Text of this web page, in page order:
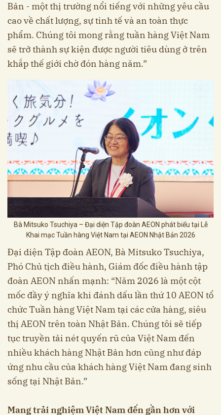
Bản - một thị trường nổi tiếng với những yêu cầu
cao về chất lượng, sự tinh tế và an toàn thực
phẩm. Chúng tôi mong rằng tuần hàng Việt Nam
sẽ trở thành sự kiện được người tiêu dùng ở trên
khắp thế giới chờ đón hàng năm.”
Bà Mitsuko Tsuchiya – Đại diện Tập đoàn AEON phát biểu tại Lễ
Khai mạc Tuần hàng Việt Nam tại AEON Nhật Bản 2026
Đại diện Tập đoàn AEON, Bà Mitsuko Tsuchiya,
Phó Chủ tịch điều hành, Giám đốc điều hành tập
đoàn AEON nhấn mạnh: “Năm 2026 là một cột
mốc đầy ý nghĩa khi đánh dấu lần thứ 10 AEON tổ
chức Tuần hàng Việt Nam tại các cửa hàng, siêu
thị AEON trên toàn Nhật Bản. Chúng tôi sẽ tiếp
tục truyền tải nét quyến rũ của Việt Nam đến
nhiều khách hàng Nhật Bản hơn cũng như đáp
ứng nhu cầu của khách hàng Việt Nam đang sinh
sống tại Nhật Bản.”
Mang trải nghiệm Việt Nam đến gần hơn với